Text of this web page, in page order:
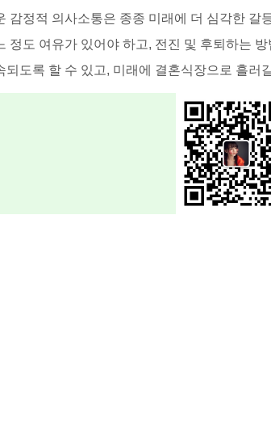
감정적 의사소통은 종종 미래에 더 심각한 갈
정도 여유가 있어야 하고, 전진 및 후퇴하는
되도록 할 수 있고, 미래에 결혼식장으로 흘러